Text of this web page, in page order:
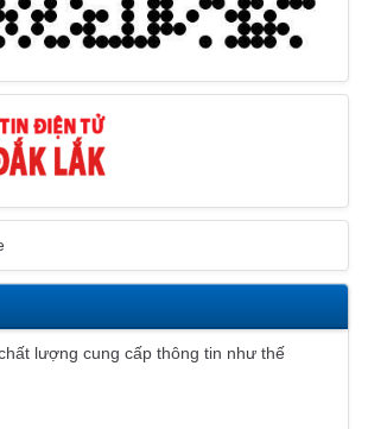
lượng cung cấp thông tin như thế